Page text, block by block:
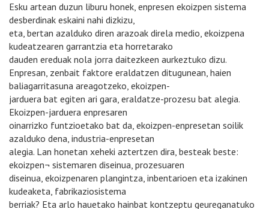
Esku artean duzun liburu honek, enpresen ekoizpen sistema
desberdinak eskaini nahi dizkizu,
eta, bertan azalduko diren arazoak direla medio, ekoizpena
kudeatzearen garrantzia eta horretarako
dauden ereduak nola jorra daitezkeen aurkeztuko dizu.
Enpresan, zenbait faktore eraldatzen ditugunean, haien
baliagarritasuna areagotzeko, ekoizpen-
jarduera bat egiten ari gara, eraldatze-prozesu bat alegia.
Ekoizpen-jarduera enpresaren
oinarrizko funtzioetako bat da, ekoizpen-enpresetan soilik
azalduko dena, industria-enpresetan
alegia. Lan honetan xeheki aztertzen dira, besteak beste:
ekoizpen¬ sistemaren diseinua, prozesuaren
diseinua, ekoizpenaren plangintza, inbentarioen eta izakinen
kudeaketa, fabrikaziosistema
berriak? Eta arlo hauetako hainbat kontzeptu geureganatuko